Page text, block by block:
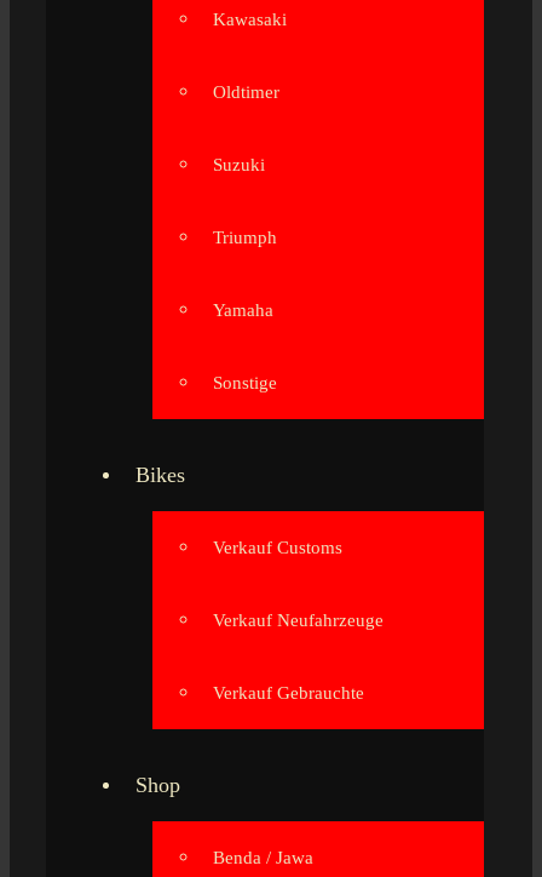
Kawasaki
Oldtimer
Suzuki
Triumph
Yamaha
Sonstige
Bikes
Verkauf Customs
Verkauf Neufahrzeuge
Verkauf Gebrauchte
Shop
Benda / Jawa